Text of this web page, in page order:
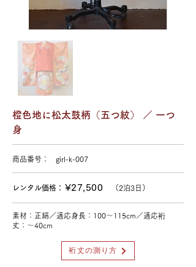
橙色地に松太鼓柄（五つ紋） ／ 一つ
身
girl-k-007
商品番号：
（2泊3日）
¥27,500
レンタル価格：
素材：正絹／適応身長：100〜115cm／適応裄
丈：〜40cm
裄丈の測り方